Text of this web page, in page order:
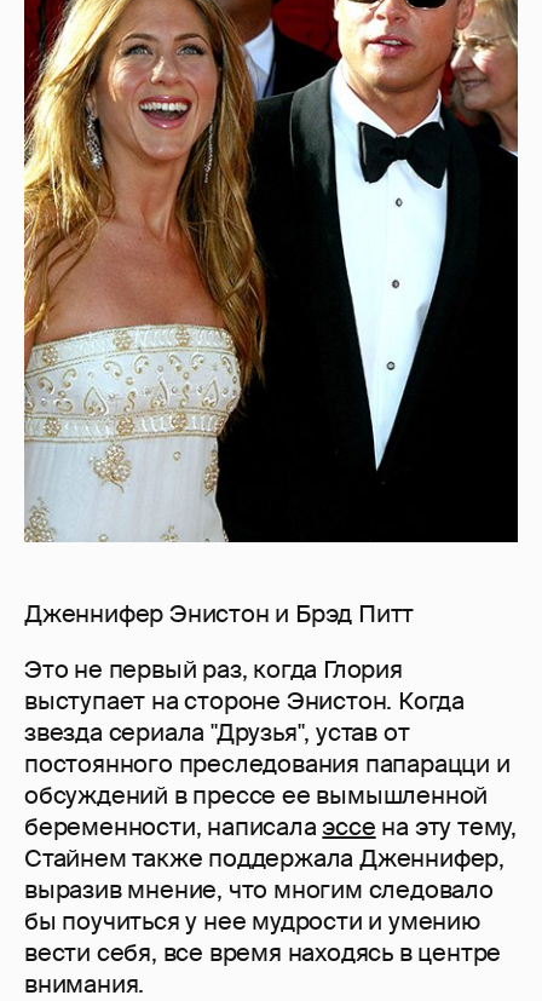
Дженнифер Энистон и Брэд Питт
Это не первый раз, когда Глория
выступает на стороне Энистон. Когда
звезда сериала "Друзья", устав от
постоянного преследования папарацци и
обсуждений в прессе ее вымышленной
беременности, написалаэссе на эту тему,
Стайнем также поддержала Дженнифер,
выразив мнение, что многим следовало
бы поучиться у нее мудрости и умению
вести себя, все время находясь в центре
внимания.